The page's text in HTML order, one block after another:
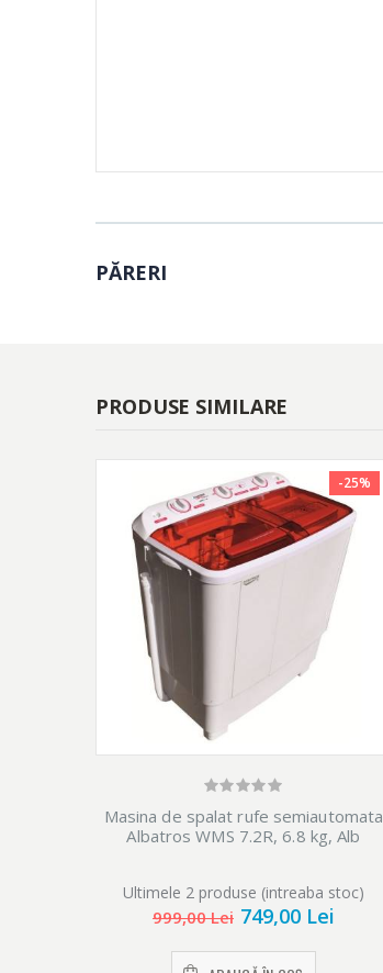
PĂRERI
PRODUSE SIMILARE
-25%
Masina de spalat rufe semiautomata
Albatros WMS 7.2R, 6.8 kg, Alb
Ultimele 2 produse (intreaba stoc)
999,00 Lei 749,00 Lei